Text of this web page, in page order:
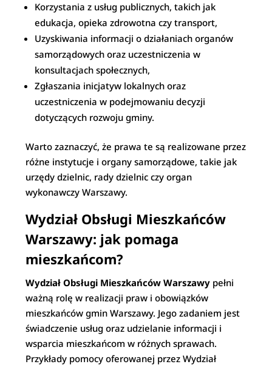
Korzystania z usług publicznych, takich jak
edukacja, opieka zdrowotna czy transport,
Uzyskiwania informacji o działaniach organów
samorządowych oraz uczestniczenia w
konsultacjach społecznych,
Zgłaszania inicjatyw lokalnych oraz
uczestniczenia w podejmowaniu decyzji
dotyczących rozwoju gminy.
Warto zaznaczyć, że prawa te są realizowane przez
różne instytucje i organy samorządowe, takie jak
urzędy dzielnic, rady dzielnic czy organ
wykonawczy Warszawy.
Wydział Obsługi Mieszkańców
Warszawy: jak pomaga
mieszkańcom?
Wydział Obsługi Mieszkańców Warszawy pełni
ważną rolę w realizacji praw i obowiązków
mieszkańców gmin Warszawy. Jego zadaniem jest
świadczenie usług oraz udzielanie informacji i
wsparcia mieszkańcom w różnych sprawach.
Przykłady pomocy oferowanej przez Wydział